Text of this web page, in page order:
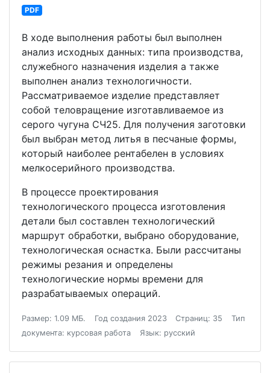
PDF
В ходе выполнения работы был выполнен
анализ исходных данных: типа производства,
служебного назначения изделия а также
выполнен анализ технологичности.
Рассматриваемое изделие представляет
собой теловращение изготавливаемое из
серого чугуна СЧ25. Для получения заготовки
был выбран метод литья в песчаные формы,
который наиболее рентабелен в условиях
мелкосерийного производства.
В процессе проектирования
технологического процесса изготовления
детали был составлен технологический
маршрут обработки, выбрано оборудование,
технологическая оснастка. Были рассчитаны
режимы резания и определены
технологические нормы времени для
разрабатываемых операций.
Размер: 1.09 МБ. Год создания 2023 Страниц: 35
Тип
документа: курсовая работа
Язык: русский